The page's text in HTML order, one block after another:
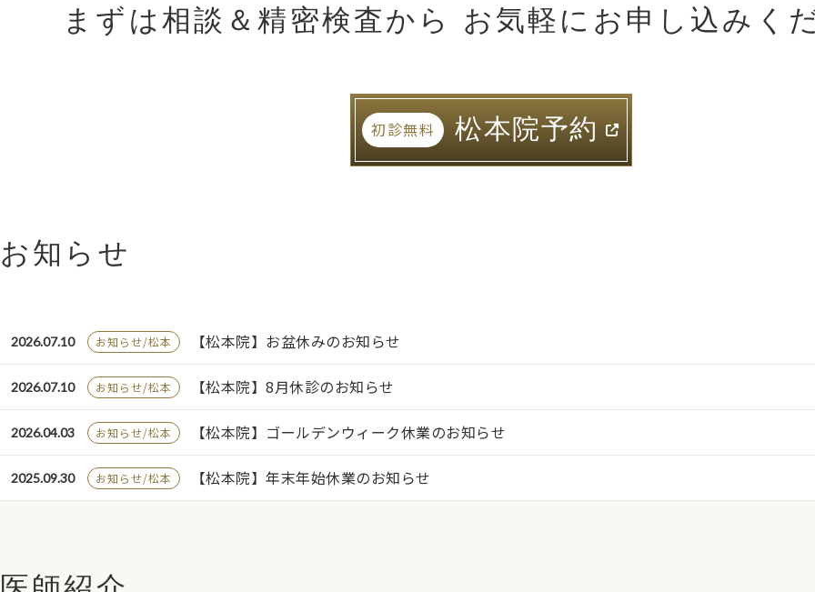
まずは相談＆精密検査から お気軽にお申し込みく
初診無料 松本院予約
お知らせ
2026.07.10 お知らせ/松本 【松本院】お盆休みのお知らせ
2026.07.10 お知らせ/松本 【松本院】8月休診のお知らせ
2026.04.03 お知らせ/松本 【松本院】ゴールデンウィーク休業のお知らせ
2025.09.30 お知らせ/松本 【松本院】年末年始休業のお知らせ